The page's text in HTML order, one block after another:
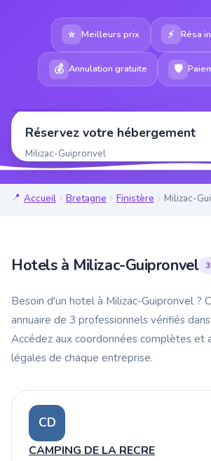
⭐ Meilleurs prix ⚡ Résa
💰 Annulation gratuite 🛡
Réservez votre hébergement
Milizac-Guipronvel
Accueil Bretagne Finistère Milizac-
Hotels à Milizac-Guipronvel
Besoin d'un hotel à Milizac-Guipronvel ?
annuaire de 3 professionnels vérifiés
Accédez aux coordonnées complètes et
légales de chaque entreprise.
CD
CAMPING DE LA RECRE